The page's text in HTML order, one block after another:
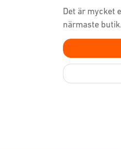
Det är mycket
närmaste butik.